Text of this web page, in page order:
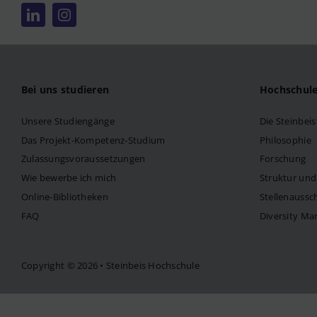
Bei uns studieren
Unsere Studiengänge
Das Projekt-Kompetenz-Studium
Zulassungsvoraussetzungen
Wie bewerbe ich mich
Online-Bibliotheken
FAQ
Hochschule
Die
Philosophie
Forschung
Struktur
Diversity
Copyright © 2026 • Steinbeis Hochschule